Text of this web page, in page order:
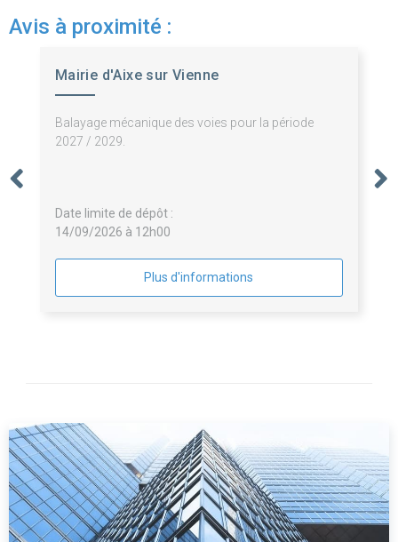
Avis à proximité :
Mairie d'Aixe sur Vienne
Balayage mécanique des voies pour la période
2027 / 2029.
Date limite de dépôt :
14/09/2026 à 12h00
Plus d'informations